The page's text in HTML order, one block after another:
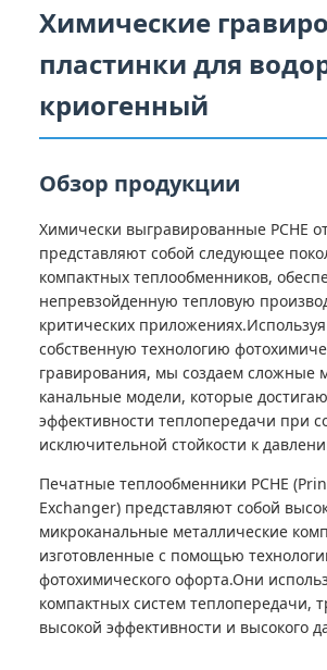
Химические
пластинки для
криогенный
Обзор продукции
Химически выгравированные PCHE
представляют собой следующее
компактных теплообменников,
непревзойденную тепловую
критических
собственную технологию
гравирования, мы создаем сложные
канальные модели, которые
эффективности теплопередачи при
исключительной стойкости к
Печатные теплообменники PCHE
Exchanger) представляют собой
микроканальные металлические
изготовленные с помощью
фотохимического офорта.Они
компактных систем теплопередачи,
высокой эффективности и высокого